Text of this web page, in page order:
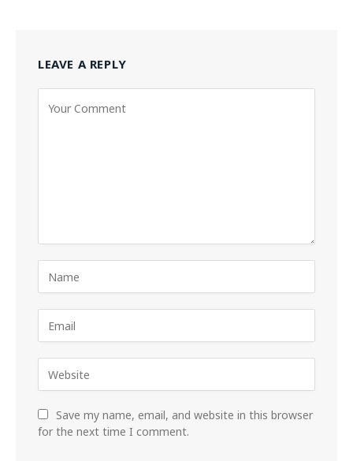
LEAVE A REPLY
Save my name, email, and website in this browser
for the next time I comment.